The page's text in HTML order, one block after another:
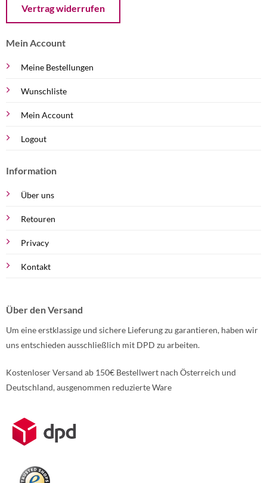
Vertrag widerrufen
Mein Account
Meine Bestellungen
Wunschliste
Mein Account
Logout
Information
Über uns
Retouren
Privacy
Kontakt
Über den Versand
Um eine erstklassige und sichere Lieferung zu garantieren, haben wir
uns entschieden ausschließlich mit DPD zu arbeiten.
Kostenloser Versand ab 150€ Bestellwert nach Österreich und
Deutschland, ausgenommen reduzierte Ware
Weitere Informationen über den gesperrten Inhalt.